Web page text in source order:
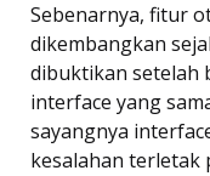
Sebenarnya, fitur
dikembangkan
dibuktikan setelah
interface yang
sayangnya
kesalahan terletak